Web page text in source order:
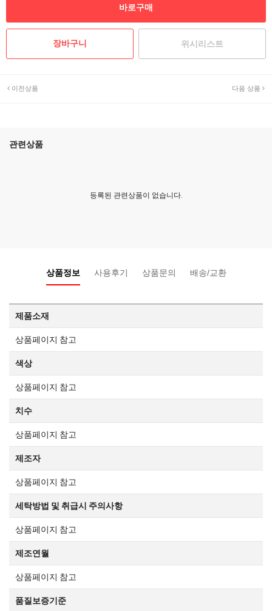
위시리스트
이전상품 다음 상품
관련상품
등록된 관련상품이 없습니다.
상품정보 사용후기 상품문의 배송/교환
제품소재
상품페이지 참고
색상
상품페이지 참고
치수
상품페이지 참고
제조자
상품페이지 참고
세탁방법 및 취급시 주의사항
상품페이지 참고
제조연월
상품페이지 참고
품질보증기준